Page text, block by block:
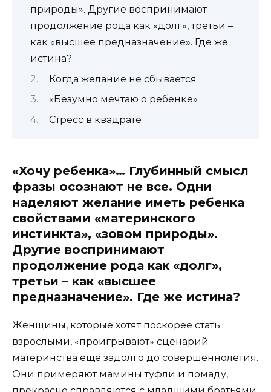
природы». Другие воспринимают
продолжение рода как «долг», третьи –
как «высшее предназначение». Где же
истина?
Когда желание не сбывается
«Безумно мечтаю о ребенке»
Стресс в квадрате
«Хочу ребенка»… Глубинный смысл
фразы осознают не все. Одни
наделяют желание иметь ребенка
свойствами «материнского
инстинкта», «зовом природы».
Другие воспринимают
продолжение рода как «долг»,
третьи – как «высшее
предназначение». Где же истина?
Женщины, которые хотят поскорее стать
взрослыми, «проигрывают» сценарий
материнства еще задолго до совершеннолетия.
Они примеряют мамины туфли и помаду,